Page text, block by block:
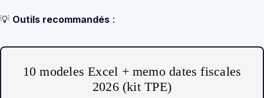
💡 Outils recommandés :
10 modeles Excel + memo dates fiscales
2026 (kit TPE)